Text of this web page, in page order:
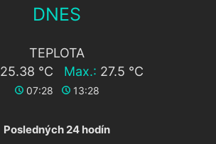
DNES
TEPLOTA
25.38 °C Max.: 27.5 °C
07:28 13:28
Posledných 24 hodín